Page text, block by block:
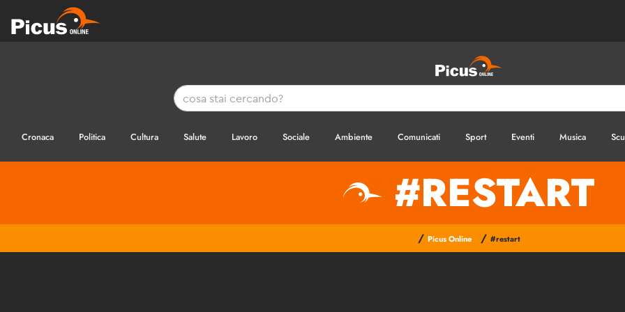
Cronaca Politica Cultura Salute Lavoro Sociale Ambiente Comunicati Sport Eventi Musica
#RESTART
/ Picus Online / #restart